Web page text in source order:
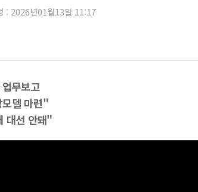
예
"35
[컨
[특
: 2026년01월13일 11:17
무보고
모델 마련"
대선 안돼"